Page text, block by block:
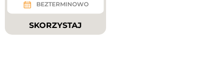
BEZTERMINOWO
SKORZYSTAJ